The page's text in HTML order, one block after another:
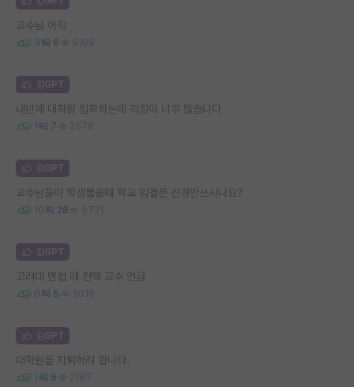
교수님 이직
3 6 9108
김GPT
내년에 대학원 입학하는데 걱정이 너무 많습니다
1 7 2678
김GPT
교수님들이 학생뽑을때 학교 입결은 신경안쓰시나요?
10 28 5721
김GPT
고려대 면접 때 컨택 교수 언급
0 5 3016
김GPT
대학원을 자퇴하려 합니다.
1 6 2167